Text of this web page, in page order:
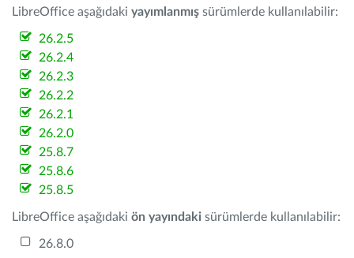
LibreOffice aşağıdaki yayımlanmış sürümlerde kullanılabilir:
26.2.5
26.2.4
26.2.3
26.2.2
26.2.1
26.2.0
25.8.7
25.8.6
25.8.5
LibreOffice aşağıdaki ön yayındaki sürümlerde kullanılabilir:
26.8.0